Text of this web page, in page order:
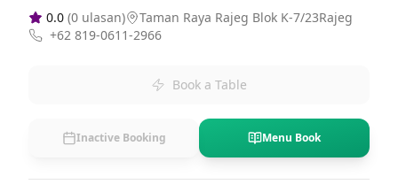
0.0 (0 ulasan)
Taman Raya Rajeg Blok K-7/23Rajeg
+62 819-0611-2966
Book a Table
Inactive Booking Menu Book